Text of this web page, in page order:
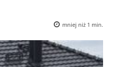
mniej niż 1 min.